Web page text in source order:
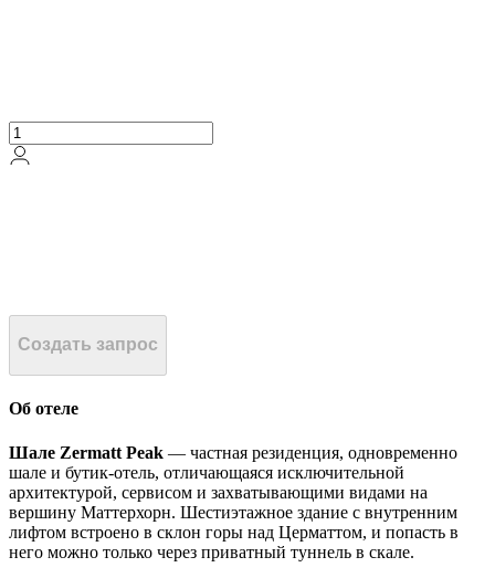
Создать запрос
Об отеле
Шале Zermatt Peak — частная резиденция, одновременно
шале и бутик-отель, отличающаяся исключительной
архитектурой, сервисом и захватывающими видами на
вершину Маттерхорн. Шестиэтажное здание с внутренним
лифтом встроено в склон горы над Церматтом, и попасть в
него можно только через приватный туннель в скале.